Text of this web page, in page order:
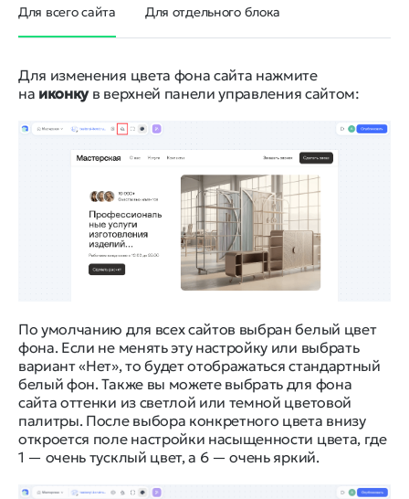
Для всего сайта Для отдельного блока
Для изменения цвета фона сайта нажмите
на иконкув верхней панели управления сайтом:
По умолчанию для всех сайтов выбран белый цвет
фона. Если не менять эту настройку или выбрать
вариант «Нет», то будет отображаться стандартный
белый фон. Также вы можете выбрать для фона
сайта оттенки из светлой или темной цветовой
палитры. После выбора конкретного цвета внизу
откроется поле настройки насыщенности цвета, где
1 — очень тусклый цвет, а 6 — очень яркий.